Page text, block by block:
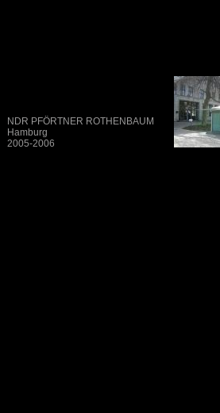
NDR PFÖRTNER ROTHENBAUM
Hamburg
2005-2006